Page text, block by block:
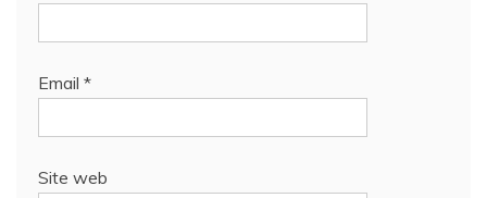
Email *
Site web